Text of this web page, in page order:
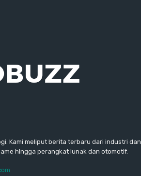
Kami meliput berita terbaru dari industri dan
hingga perangkat lunak dan otomotif.